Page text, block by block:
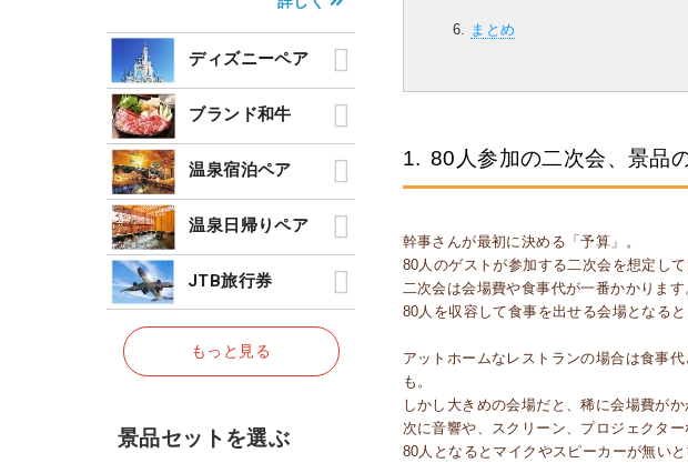
ディズニーペア
ブランド和牛
温泉宿泊ペア
温泉日帰りペア
JTB旅行券
もっと見る
景品セットを選ぶ
まとめ
1. 80人参加の二次会、景品
幹事さんが最初に決める「予算」。
80人のゲストが参加する二次会を想定し
二次会は会場費や食事代が一番かかります
80人を収容して食事を出せる会場となる
アットホームなレストランの場合は食事
も。
しかし大きめの会場だと、稀に会場費が
次に音響や、スクリーン、プロジェクター
80人となるとマイクやスピーカーが無い